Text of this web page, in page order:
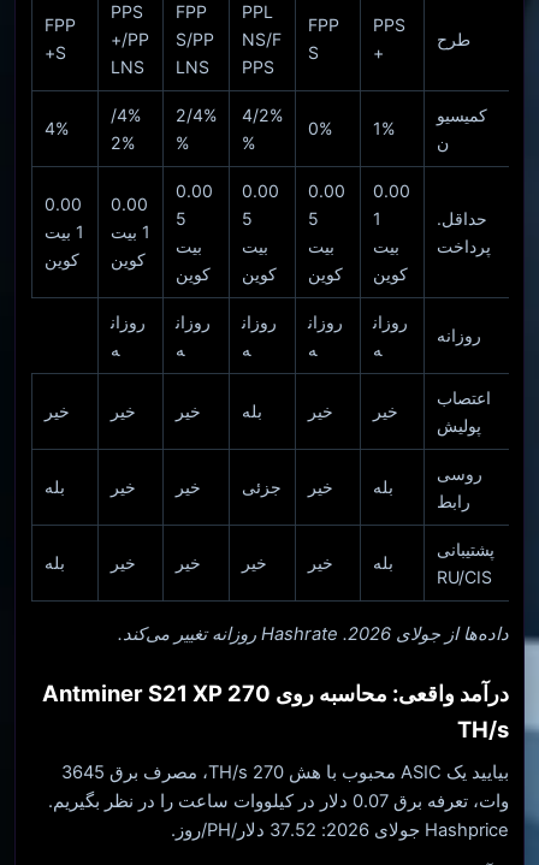
طرح
PPS
+
FPP
S
PPL
NS/F
PPS
FPP
S/PP
LNS
PPS
+/PP
LNS
FPP
S+
کمیسیو
ن
1%
0%
2%/4
%
4%/2
%
4%/
2%
4%
حداقل.
پرداخت
0.00
1
بیت
کوین
0.00
5
بیت
کوین
0.00
5
بیت
کوین
0.00
5
بیت
کوین
0.00
1 بیت
کوین
0.00
1 بیت
کوین
روزانه
روزان
ه
روزان
ه
روزان
ه
روزان
ه
روزان
ه
اعتصاب
پولیش
خیر خیر بله خیر خیر خیر
روسی
رابط
بله خیر جزئی خیر خیر بله
پشتیبانی
RU/CIS
بله خیر خیر خیر خیر بله
داده‌ها از جولای 2026. Hashrate روزانه تغییر می‌کند.
درآمد واقعی: محاسبه روی Antminer S21 XP 270
TH/s
بیایید یک ASIC محبوب با هش 270 TH/s، مصرف برق 3645
وات، تعرفه برق 0.07 دلار در کیلووات ساعت را در نظر بگیریم.
Hashprice جولای 2026: 37.52 دلار/PH/روز.